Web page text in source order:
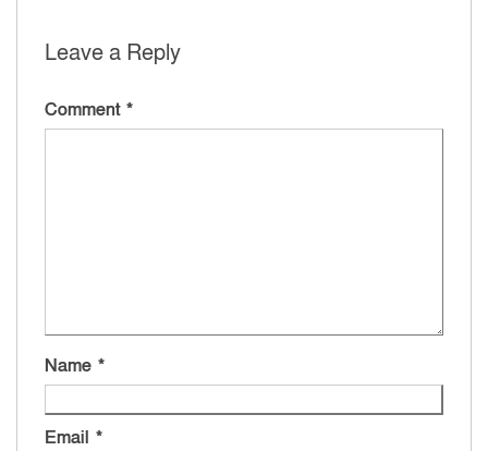
Leave a Reply
Comment *
Name *
Email *